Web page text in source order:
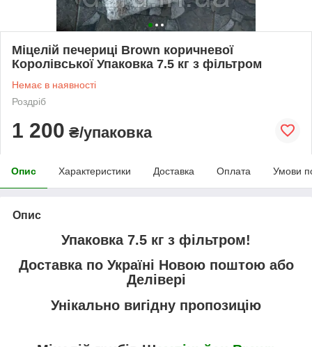
Міцелій печериці Brown коричневої
Королівської Упаковка 7.5 кг з фільтром
Немає в наявності
Роздріб
1 200 ₴/упаковка
Опис Характеристики Доставка Оплата Умови
Опис
Упаковка 7.5 кг з фільтром!
Доставка по Україні Новою поштою або
Делівері
Унікально вигідну пропозицію